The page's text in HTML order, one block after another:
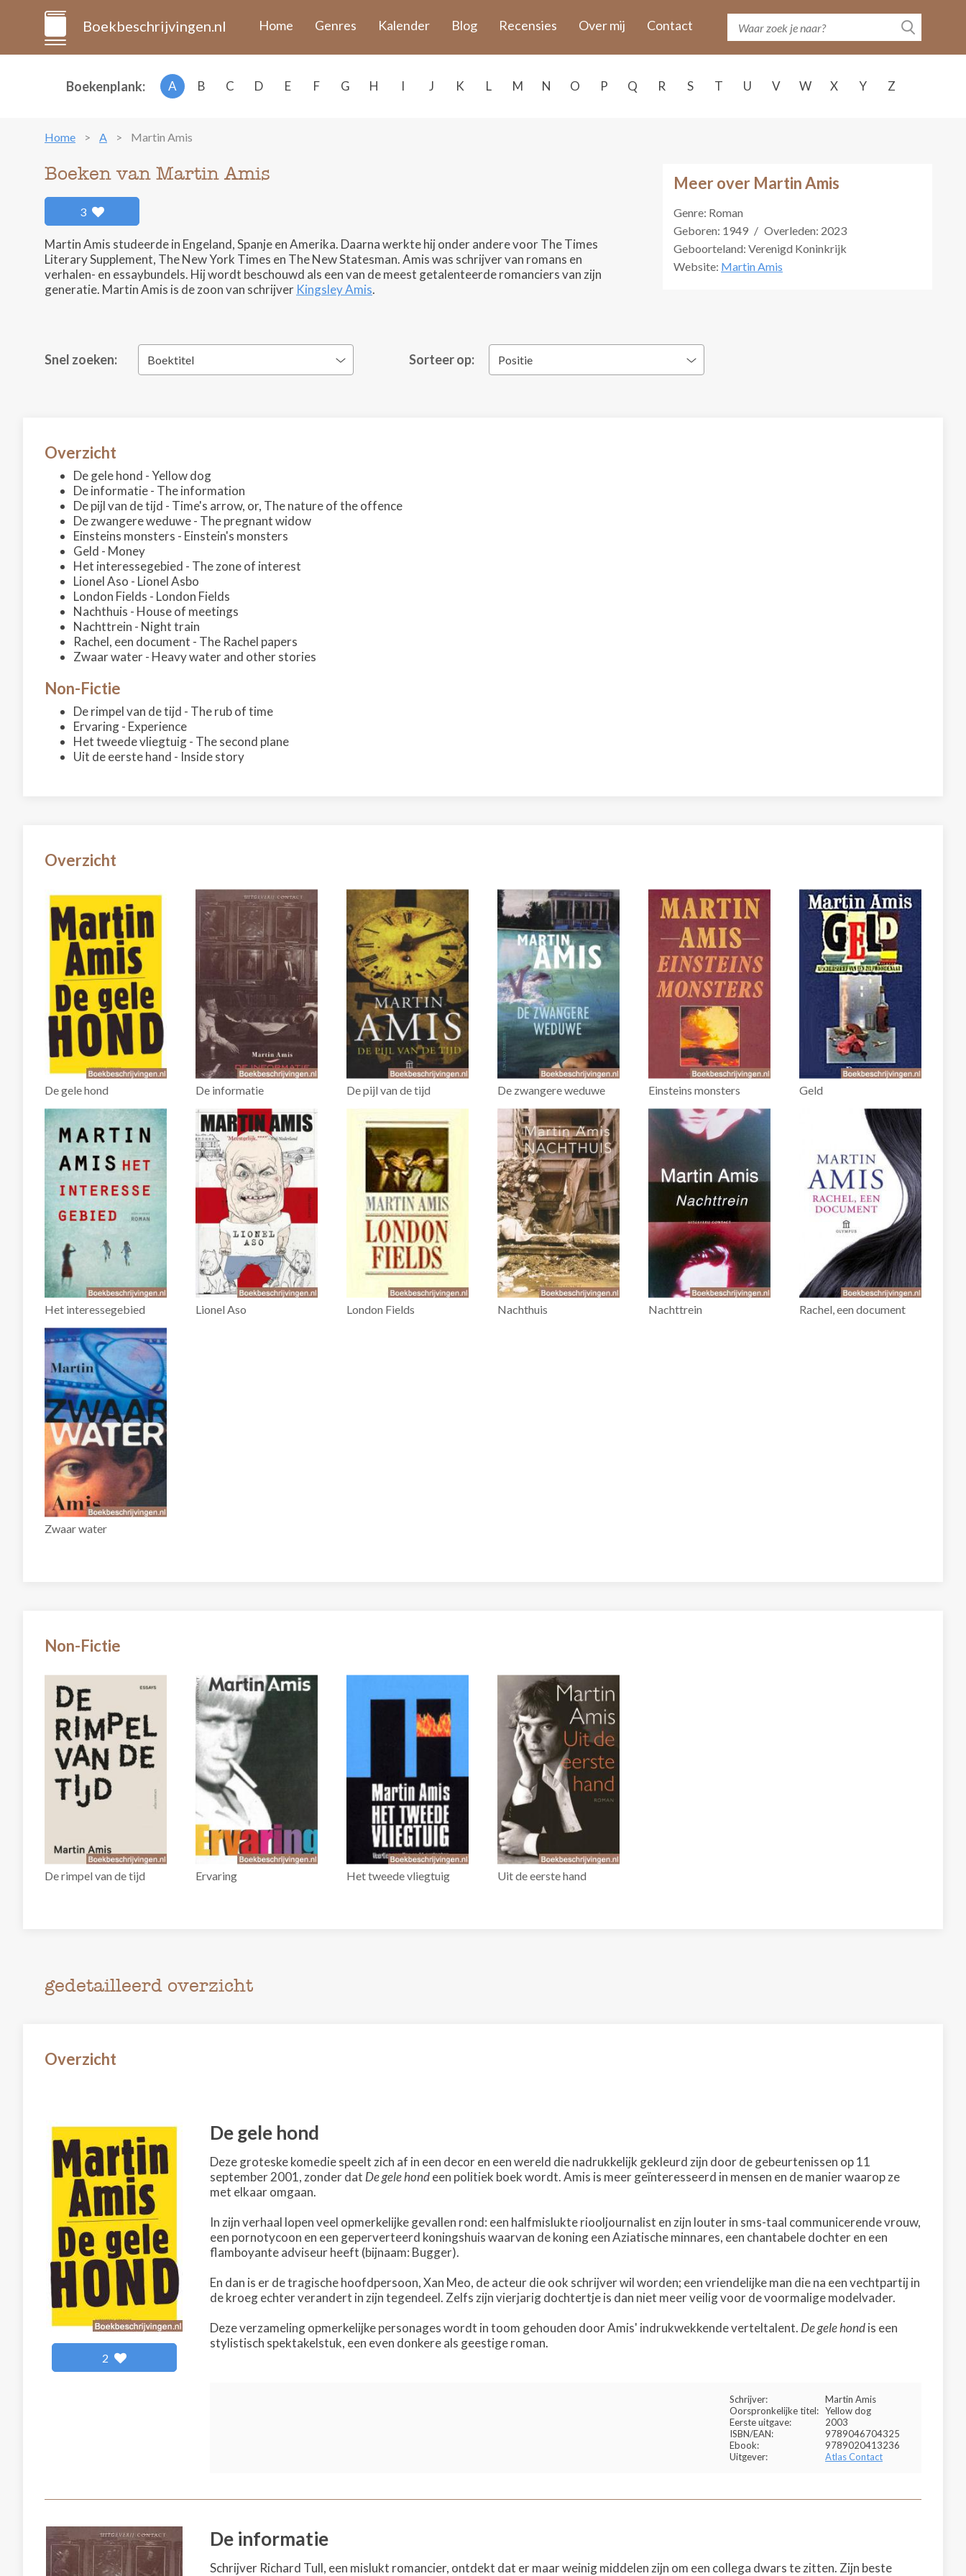
Boekbeschrijvingen.nl Home Genres Kalender Blog Recensies Over mij Contact
Boekenplank: A B C D E F G H I J K L M N O P Q R S T U V W X Y Z
Home A Martin Amis
Meer over Martin Amis
Genre: Roman
Geboren: 1949 / Overleden: 2023
Geboorteland: Verenigd Koninkrijk
Website: Martin Amis
Boeken van Martin Amis
3
Martin Amis studeerde in Engeland, Spanje en Amerika. Daarna werkte hij onder andere voor The Times
Literary Supplement, The New York Times en The New Statesman. Amis was schrijver van romans en
verhalen- en essaybundels. Hij wordt beschouwd als een van de meest getalenteerde romanciers van zijn
generatie. Martin Amis is de zoon van schrijver Kingsley Amis.
Snel zoeken: Boektitel Sorteer op: Positie
Overzicht
De gele hond - Yellow dog
De informatie - The information
De pijl van de tijd - Time's arrow, or, The nature of the offence
De zwangere weduwe - The pregnant widow
Einsteins monsters - Einstein's monsters
Geld - Money
Het interessegebied - The zone of interest
Lionel Aso - Lionel Asbo
London Fields - London Fields
Nachthuis - House of meetings
Nachttrein - Night train
Rachel, een document - The Rachel papers
Zwaar water - Heavy water and other stories
Non-Fictie
De rimpel van de tijd - The rub of time
Ervaring - Experience
Het tweede vliegtuig - The second plane
Uit de eerste hand - Inside story
Overzicht
De gele hond De informatie De pijl van de tijd De zwangere weduwe Einsteins monsters Geld
Het interessegebied Lionel Aso London Fields Nachthuis Nachttrein Rachel, een document
Zwaar water
Non-Fictie
De rimpel van de tijd Ervaring Het tweede vliegtuig Uit de eerste hand
gedetailleerd overzicht
Overzicht
2
De gele hond
Deze groteske komedie speelt zich af in een decor en een wereld die nadrukkelijk gekleurd zijn door de gebeurtenissen op 11
september 2001, zonder dat De gele hondeen politiek boek wordt. Amis is meer geïnteresseerd in mensen en de manier waarop ze
met elkaar omgaan.
In zijn verhaal lopen veel opmerkelijke gevallen rond: een halfmislukte riooljournalist en zijn louter in sms-taal communicerende vrouw,
een pornotycoon en een geperverteerd koningshuis waarvan de koning een Aziatische minnares, een chantabele dochter en een
flamboyante adviseur heeft (bijnaam: Bugger).
En dan is er de tragische hoofdpersoon, Xan Meo, de acteur die ook schrijver wil worden; een vriendelijke man die na een vechtpartij in
de kroeg echter verandert in zijn tegendeel. Zelfs zijn vierjarig dochtertje is dan niet meer veilig voor de voormalige modelvader.
Deze verzameling opmerkelijke personages wordt in toom gehouden door Amis' indrukwekkende verteltalent. De gele hondis een
stylistisch spektakelstuk, een even donkere als geestige roman.
Schrijver:
Martin Amis
Oorspronkelijke titel: Yellow dog
Eerste uitgave:
2003
ISBN/EAN:
9789046704325
Ebook:
9789020413236
Uitgever:
Atlas Contact
De informatie
Schrijver Richard Tull, een mislukt romancier, ontdekt dat er maar weinig middelen zijn om een collega dwars te zitten. Zijn beste